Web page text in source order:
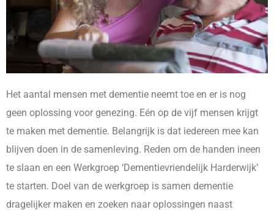
Het aantal mensen met dementie neemt toe en er is nog
geen oplossing voor genezing. Eén op de vijf mensen krijgt
te maken met dementie. Belangrijk is dat iedereen mee kan
blijven doen in de samenleving. Reden om de handen ineen
te slaan en een Werkgroep ‘Dementievriendelijk Harderwijk’
te starten. Doel van de werkgroep is samen dementie
dragelijker maken en zoeken naar oplossingen naast